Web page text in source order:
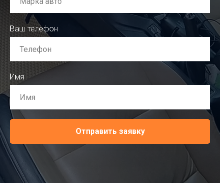
Ваш телефон
Имя
Отправить заявку